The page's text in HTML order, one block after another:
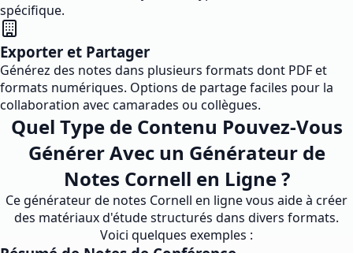
spécifique.
Exporter et Partager
Générez des notes dans plusieurs formats dont PDF et
formats numériques. Options de partage faciles pour la
collaboration avec camarades ou collègues.
Quel Type de Contenu Pouvez-Vous
Générer Avec un Générateur de
Notes Cornell en Ligne ?
Ce générateur de notes Cornell en ligne vous aide à créer
des matériaux d'étude structurés dans divers formats.
Voici quelques exemples :